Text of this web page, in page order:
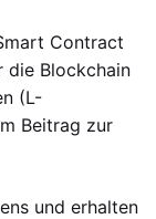
Contract
die Blockchain
(L-
Beitrag zur
und erhalten